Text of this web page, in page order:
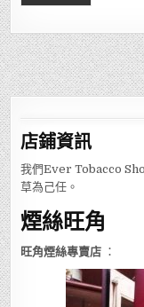
店鋪資訊
我們Ever Tobacco
草為己任。
煙絲旺角
旺角煙絲專賣店 ：